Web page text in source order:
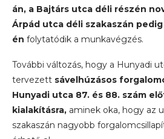
án, a Bajtárs utca déli részén
Árpád utca déli szakaszán
én folytatódik a munkavégzés.
További változás, hogy a Hunyadi
tervezett sávelhúzásos
Hunyadi utca 87. és 88. szám
kialakításra, aminek oka, hogy az
szakaszán nagyobb